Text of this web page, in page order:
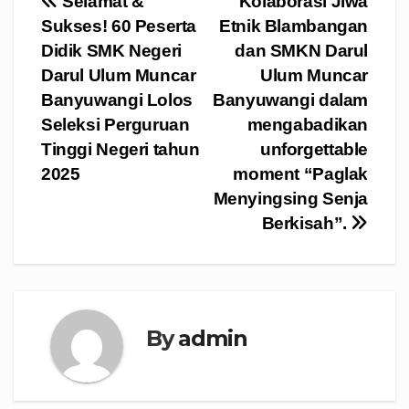
Navigasi
pos
Etnik Blambangan
dan SMKN Darul
Ulum Muncar
Banyuwangi dalam
mengabadikan
unforgettable
moment “Paglak
Menyingsing Senja
Berkisah”.
Sukses! 60 Peserta
Didik SMK Negeri
Darul Ulum Muncar
Banyuwangi Lolos
Seleksi Perguruan
Tinggi Negeri tahun
2025
Byadmin